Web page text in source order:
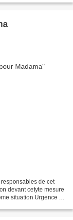
de cet
devant cetyte mesure
situation Urgence :